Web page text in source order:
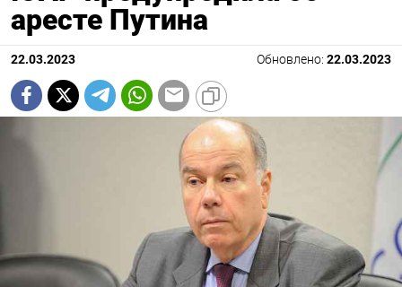
аресте Путина
22.03.2023 Обновлено: 22.03.2023